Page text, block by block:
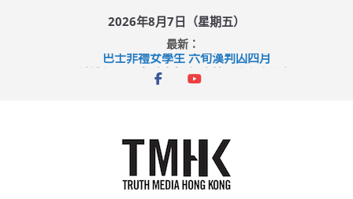
2026年8月7日（星期五）
最新：
巴士非禮女學生 六旬漢判囚四月
涉造假公屋富戶申報表 倉管員准保釋候訊